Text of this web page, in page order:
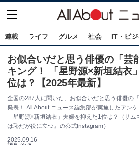
連載 ライフ グルメ 社会 IT・ビ
お似合いだと思う俳優の「芸
キング！ 「星野源×新垣結衣
位は？【2025年最新】
全国の287人に聞いた、お似合いだと思う俳優の
発表！ All About ニュース編集部が実施したアン
「星野源×新垣結衣」夫婦を抑えた1位は？（サ
は恥だが役に立つ』の公式Instagram）
2025.09.16